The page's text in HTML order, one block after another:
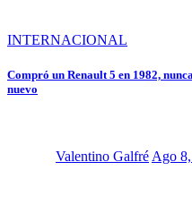
INTERNACIONAL
Compró un Renault 5 en 1982,
nuevo
Valentino Galfré Ago